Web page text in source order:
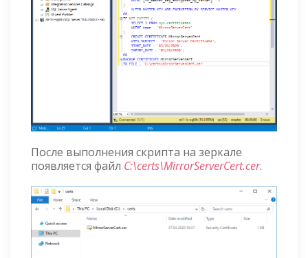
После выполнения скрипта на зеркале
появляется файл C:\certs\MirrorServerCert.cer.